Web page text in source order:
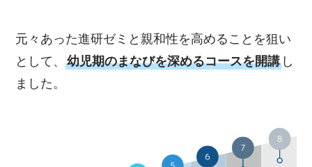
元々あった進研ゼミと親和性を高めることを狙い
として、幼児期のまなびを深めるコースを開講 し
ました。